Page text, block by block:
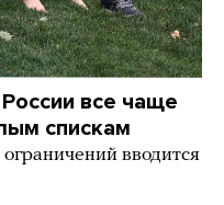
все чаще
спискам
вводится